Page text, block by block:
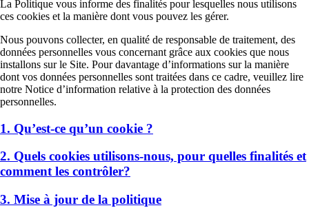
La Politique vous informe des finalités pour lesquelles nous utilisons
ces cookies et la manière dont vous pouvez les gérer.
Nous pouvons collecter, en qualité de responsable de traitement, des
données personnelles vous concernant grâce aux cookies que nous
installons sur le Site. Pour davantage d’informations sur la manière
dont vos données personnelles sont traitées dans ce cadre, veuillez lire
notre Notice d’information relative à la protection des données
personnelles.
1. Qu’est-ce qu’un cookie ?
2. Quels cookies utilisons-nous, pour quelles finalités et
comment les contrôler?
3. Mise à jour de la politique